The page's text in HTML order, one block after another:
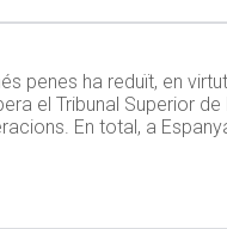
penes ha reduït, en
el Tribunal Superior de
En total, a